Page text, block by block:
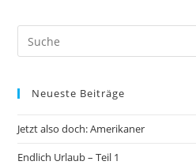
Neueste Beiträge
Jetzt also doch: Amerikaner
Endlich Urlaub – Teil 1